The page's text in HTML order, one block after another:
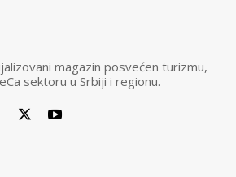
magazin posvećen turizmu,
sektoru u Srbiji i regionu.